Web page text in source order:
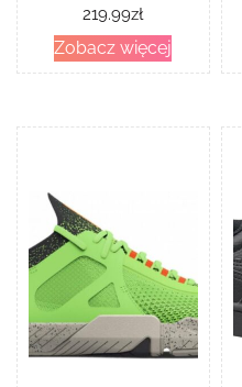
219.99zł
Zobacz więcej